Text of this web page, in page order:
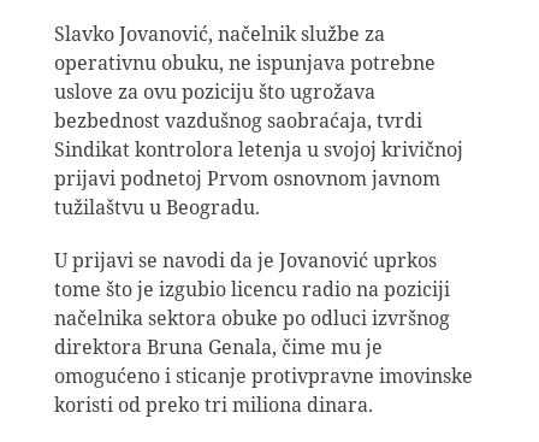
Slavko Jovanović, načelnik službe za
operativnu obuku, ne ispunjava potrebne
uslove za ovu poziciju što ugrožava
bezbednost vazdušnog saobraćaja, tvrdi
Sindikat kontrolora letenja u svojoj krivičnoj
prijavi podnetoj Prvom osnovnom javnom
tužilaštvu u Beogradu.
U prijavi se navodi da je Jovanović uprkos
tome što je izgubio licencu radio na poziciji
načelnika sektora obuke po odluci izvršnog
direktora Bruna Genala, čime mu je
omogućeno i sticanje protivpravne imovinske
koristi od preko tri miliona dinara.